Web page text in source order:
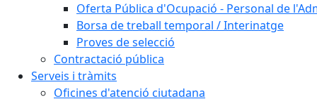
Oferta Pública d'Ocupació - Personal de
Borsa de treball temporal / Interinatge
Proves de selecció
Contractació pública
Serveis i tràmits
Oficines d'atenció ciutadana